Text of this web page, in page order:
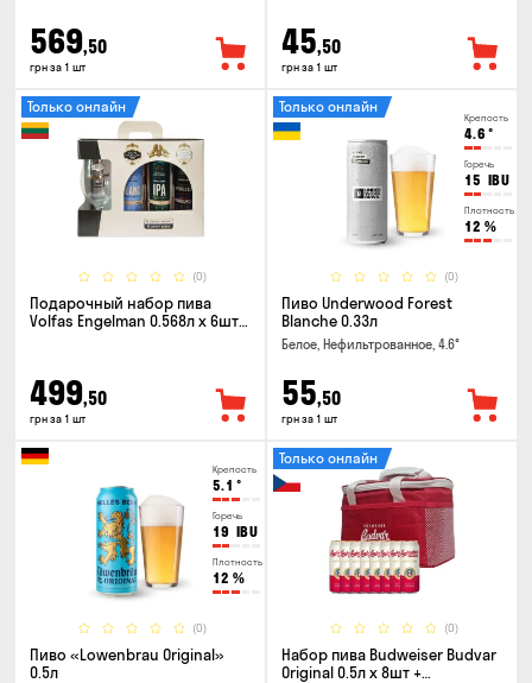
569,50
грн за 1 шт
45,50
грн за 1 шт
(0)
Только онлайн
Подарочный набор пива
Volfas Engelman 0.568л x 6шт +
499,50
грн за 1 шт
Крепость
4.6 °
Горечь
15 IBU
Плотность
12 %
(0)
Только онлайн
Пиво Underwood Forest
Blanche 0.33л
Белое, Нефильтрованное, 4.6°
55,50
грн за 1 шт
Крепость
5.1 °
Горечь
19 IBU
Плотность
12 %
(0)
Пиво «Lowenbrau Original»
0.5л
(0)
Только онлайн
Набор пива Budweiser Budvar
Original 0.5л x 8шт +